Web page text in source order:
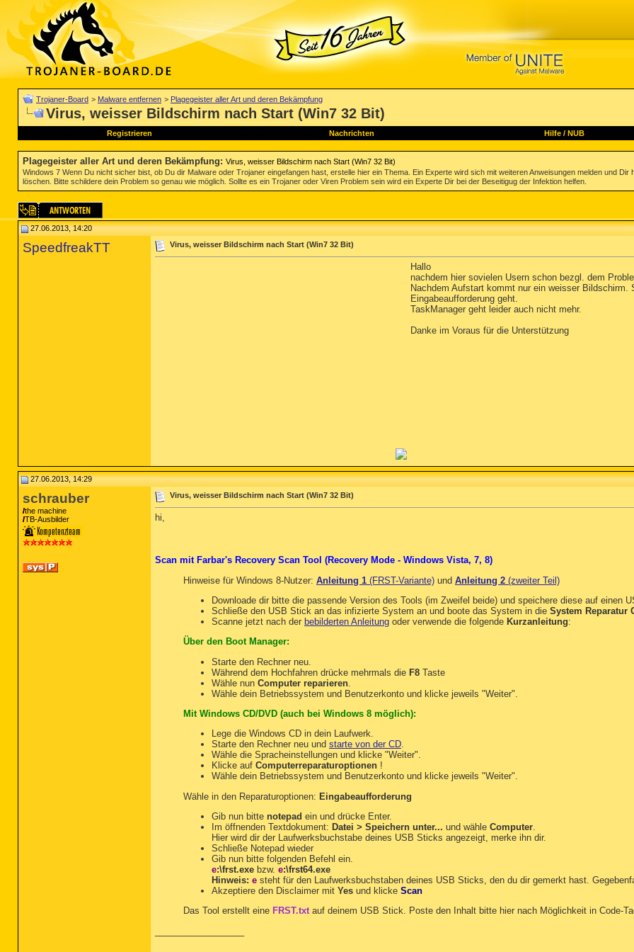
Trojaner-Board > Malware entfernen > Plagegeister aller Art und deren Bekämpfung
Virus, weisser Bildschirm nach Start (Win7 32 Bit)
Registrieren Nachrichten Hilfe/ NUB
Plagegeister aller Art und deren Bekämpfung: Virus, weisser Bildschirm nach Start (Win7 32 Bit)
Windows 7 Wenn Du nicht sicher bist, ob Du dir Malware oder Trojaner eingefangen hast, erstelle hier ein Thema. Ein Experte wird sich mit weiteren Anweisungen melden und
löschen. Bitte schildere dein Problem so genau wie möglich. Sollte es ein Trojaner oder Viren Problem sein wird ein Experte Dir bei der Beseitigug der Infektion helfen.
27.06.2013, 14:20
SpeedfreakTT Virus, weisser Bildschirm nach Start (Win7 32 Bit)
Hallo
nachdem hier sovielen Usern schon bezgl. dem
Nachdem Aufstart kommt nur ein weisser
Eingabeaufforderung geht.
TaskManager geht leider auch nicht mehr.
Danke im Voraus für die Unterstützung
27.06.2013, 14:29
schrauber
the machine
TB-Ausbilder
Virus, weisser Bildschirm nach Start (Win7 32 Bit)
hi,
Scan mit Farbar's Recovery Scan Tool (Recovery Mode - Windows Vista, 7, 8)
Hinweise für Windows 8-Nutzer: Anleitung 1 (FRST-Variante) und Anleitung 2 (zweiter Teil)
Downloade dir bitte die passende Version des Tools (im Zweifel beide) und speichere diese auf einen
Schließe den USB Stick an das infizierte System an und boote das System in die System Reparatur
Scanne jetzt nach der bebilderten Anleitung oder verwende die folgende Kurzanleitung:
Über den Boot Manager:
Starte den Rechner neu.
Während dem Hochfahren drücke mehrmals die F8 Taste
Wähle nun Computer reparieren
Wähle dein Betriebssystem und Benutzerkonto und klicke jeweils "Weiter".
Mit Windows CD/DVD (auch bei Windows 8 möglich):
Lege die Windows CD in dein Laufwerk.
Starte den Rechner neu und starte von der CD.
Wähle die Spracheinstellungen und klicke "Weiter".
Klicke auf Computerreparaturoptionen !
Wähle dein Betriebssystem und Benutzerkonto und klicke jeweils "Weiter".
Wähle in den Reparaturoptionen: Eingabeaufforderung
Gib nun bitte notepad ein und drücke Enter.
Im öffnenden Textdokument: Datei > Speichern unter... und wähle Computer
Hier wird dir der Laufwerksbuchstabe deines USB Sticks angezeigt, merke ihn dir.
Schließe Notepad wieder
Gib nun bitte folgenden Befehl ein.
e:\frst.exe bzw. e:\frst64.exe
Hinweis: e steht für den Laufwerksbuchstaben deines USB Sticks, den du dir gemerkt hast.
Akzeptiere den Disclaimer mit Yes und klicke Scan
Das Tool erstellt eine FRST.txtauf deinem USB Stick. Poste den Inhalt bitte hier nach Möglichkeit in Code-